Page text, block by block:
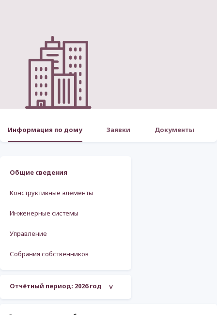
Информация по дому Заявки Документы
Общие сведения
Конструктивные элементы
Инженерные системы
Управление
Собрания собственников
Отчётный период: 2026 год >